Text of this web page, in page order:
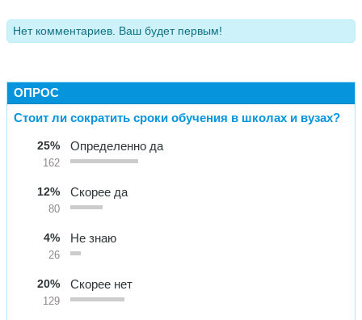
Нет комментариев. Ваш будет первым!
ОПРОС
Стоит ли сократить сроки обучения в школах и вузах?
25%
162
Определенно да
12%
80
Скорее да
4%
26
Не знаю
20%
129
Скорее нет